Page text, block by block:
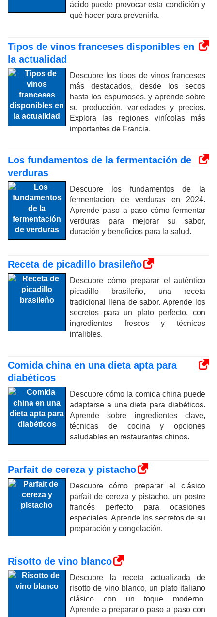
ácido puede provocar esta condición y
qué hacer para prevenirla.
Tipos de vinos franceses disponibles en
la actualidad
Descubre los tipos de vinos franceses
más destacados, desde los secos
hasta los espumosos, y aprende sobre
su producción, variedades y precios.
Explora las regiones vinícolas más
importantes de Francia.
Los fundamentos de la fermentación de
verduras
Descubre los fundamentos de la
fermentación de verduras en 2024.
Aprende paso a paso cómo fermentar
verduras para mejorar su sabor,
duración y beneficios para la salud.
Receta de picadillo brasileño
Descubre cómo preparar el auténtico
picadillo brasileño, una receta
tradicional llena de sabor. Aprende los
secretos para un plato perfecto, con
ingredientes frescos y técnicas
infalibles.
Comida china en una dieta apta para
diabéticos
Descubre cómo la comida china puede
adaptarse a una dieta para diabéticos.
Aprende sobre ingredientes clave,
técnicas de cocina y opciones
saludables en restaurantes chinos.
Parfait de cereza y pistacho
Descubre cómo preparar el clásico
parfait de cereza y pistacho, un postre
francés perfecto para ocasiones
especiales. Aprende los secretos de su
preparación y congelación.
Risotto de vino blanco
Descubre la receta actualizada de
risotto de vino blanco, un plato italiano
clásico con un toque moderno.
Aprende a prepararlo paso a paso con